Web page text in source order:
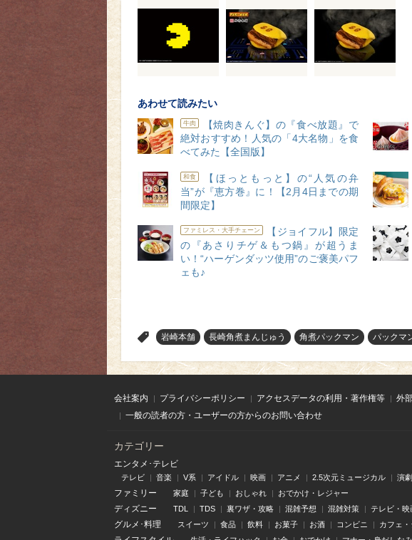
あわせて読みたい
牛肉
【焼肉きんぐ】の『食べ放題』で
絶対おすすめ！人気の「4大名物」を食
べてみた【全国版】
和食
【ほっともっと】の“人気の弁
当”が『恵方巻』に！【2月4日までの期
間限定】
ファミレス・大手チェーン
【ジョイフル】限定
の『あさりチゲ＆もつ鍋』が超うま
い！“ハーゲンダッツ使用”のご褒美パフ
ェも♪
岩崎本舗 長崎角煮まんじゅう 角煮パックマン パックマ
会社案内 プライバシーポリシー アクセスデータの利用・著作権等 外
一般の読者の方・ユーザーの方からのお問い合わせ
カテゴリー
エンタメ･テレビ
テレビ 音楽 V系 アイドル 映画 アニメ 2.5次元ミュージカル 演劇
ファミリー 家庭 子ども おしゃれ おでかけ・レジャー
ディズニー TDL TDS 裏ワザ・攻略 混雑予想 混雑対策 テレビ・映
グルメ･料理 スイーツ 食品 飲料 お菓子 お酒 コンビニ カフェ